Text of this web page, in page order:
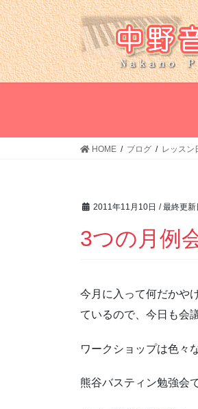
コ
ン
テ
ン
ツ
ッ
ナ
ビ
ゲ
ー
シ
移
HOME ブログ レッスン
2011年11月10日 / 最終更新
3つの月例
今月に入って何だかや
ているので、今日も会
ワークショップは色々
熊谷バスティン勉強会